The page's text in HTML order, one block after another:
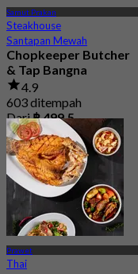
Samut Prakan
Steakhouse
Santapan Mewah
Chopkeeper Butcher
& Tap Bangna
4.9
603 ditempah
Dari฿ 499.5
Prawet
Thai